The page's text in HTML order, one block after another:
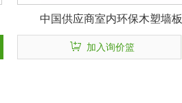
中国供应商室内环保木塑墙板
加入询价篮